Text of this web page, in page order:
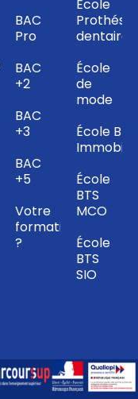
BAC
Pro
BAC
+2
BAC
+3
BAC
+5
Votre
formation
?
École
dentaire
École
de
mode
École BTS
École
BTS
MCO
École
BTS
SIO